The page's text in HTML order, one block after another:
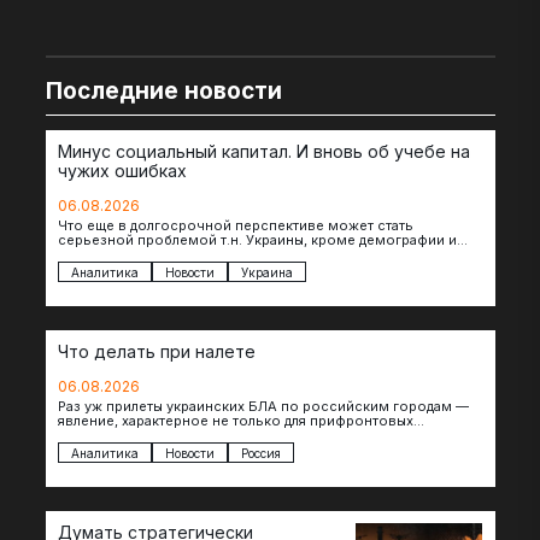
Последние новости
Минус социальный капитал. И вновь об учебе на
чужих ошибках
06.08.2026
Что еще в долгосрочной перспективе может стать
серьезной проблемой т.н. Украины, кроме демографии и
которых будет…
Аналитика Новости Украина
Что делать при налете
06.08.2026
Раз уж прилеты украинских БЛА по российским городам —
явление, характерное не только для прифронтовых
Аналитика Новости Россия
Думать стратегически